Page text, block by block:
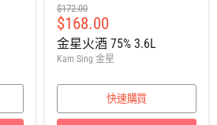
建
議
零
售
價
$172.00
售
價
$168.00
金星火酒 75% 3.6L
Kam Sing 金星
快速購買